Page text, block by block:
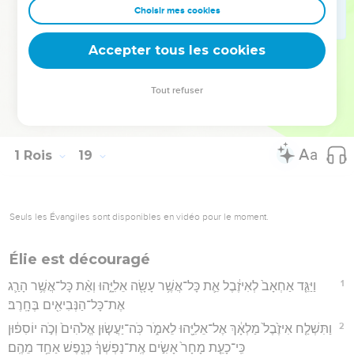
וַיִּרְכַּ֥ב אַחְאָ֖ב וַיֵּ֥לֶךְ יִזְרְעֶֽאלָה׃
וְיַד־יְהוָ֗ה הָֽיְתָה֙ אֶל־אֵ֣לִיָּ֔הוּ וַיְשַׁנֵּ֖ס מָתְנָ֑יו וַיָּ֙רָץ֙ לִפְנֵ֣י אַחְאָ֔ב עַד־בֹּאֲכָ֖ה
יִזְרְעֶֽאלָה׃
Hébreu : © Westminster Leningrad Codex - tanach.us --- Grec : © 2010 by the
1 Rois 19
Seuls les Évangiles sont disponibles en vidéo pour le moment.
Élie est découragé
1
וַיַּגֵּ֤ד אַחְאָב֙ לְאִיזֶ֔בֶל אֵ֛ת כָּל־אֲשֶׁ֥ר עָשָׂ֖ה אֵלִיָּ֑הוּ וְאֵ֨ת כָּל־אֲשֶׁ֥ר הָרַ֛ג
אֶת־כָּל־הַנְּבִיאִ֖ים בֶּחָֽרֶב׃
2
וַתִּשְׁלַ֤ח אִיזֶ֙בֶל֙ מַלְאָ֔ךְ אֶל־אֵלִיָּ֖הוּ לֵאמֹ֑ר כֹּֽה־יַעֲשׂ֤וּן אֱלֹהִים֙ וְכֹ֣ה יוֹסִפ֔וּן
כִּֽי־כָעֵ֤ת מָחָר֙ אָשִׂ֣ים אֶֽת־נַפְשְׁךָ֔ כְּנֶ֖פֶשׁ אַחַ֥ד מֵהֶֽם׃
Choisir mes cookies
Accepter tous les cookies
Tout refuser